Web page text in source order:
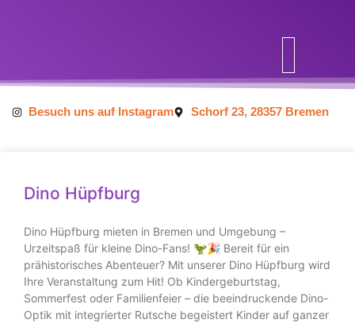
Besuch uns auf Instagram Schorf 23, 28357 Bremen
Dino Hüpfburg
Dino Hüpfburg mieten in Bremen und Umgebung –
Urzeitspaß für kleine Dino-Fans! 🦖🎉 Bereit für ein
prähistorisches Abenteuer? Mit unserer Dino Hüpfburg wird
Ihre Veranstaltung zum Hit! Ob Kindergeburtstag,
Sommerfest oder Familienfeier – die beeindruckende Dino-
Optik mit integrierter Rutsche begeistert Kinder auf ganzer